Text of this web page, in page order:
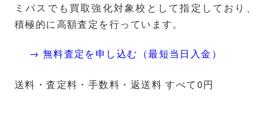
ミパスでも買取強化対象校として指定しており、
積極的に高額査定を行っています。
→ 無料査定を申し込む（最短当日入金）
送料・査定料・手数料・返送料 すべて0円